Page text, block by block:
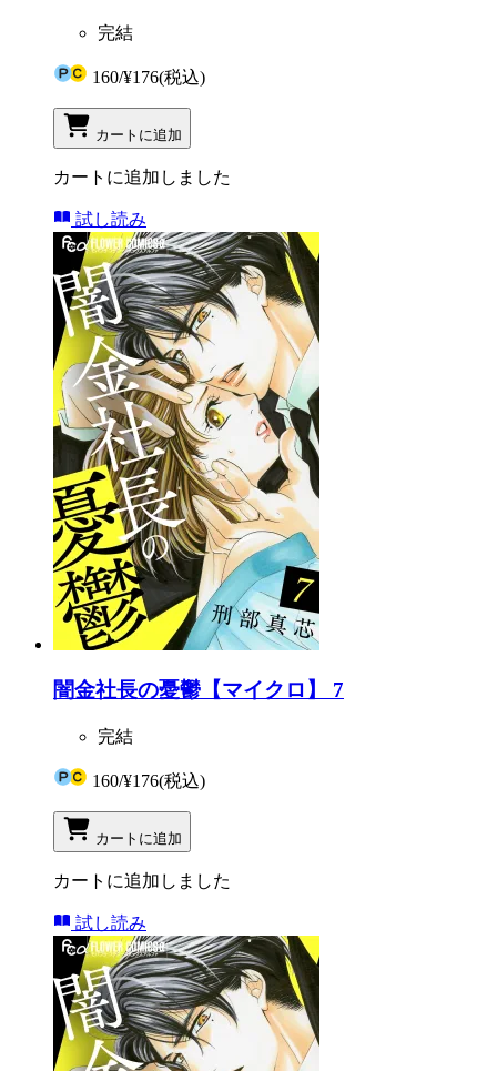
完結
160/¥176(税込)
カートに追加
カートに追加しました
試し読み
闇金社長の憂鬱【マイクロ】 7
完結
160/¥176(税込)
カートに追加
カートに追加しました
試し読み